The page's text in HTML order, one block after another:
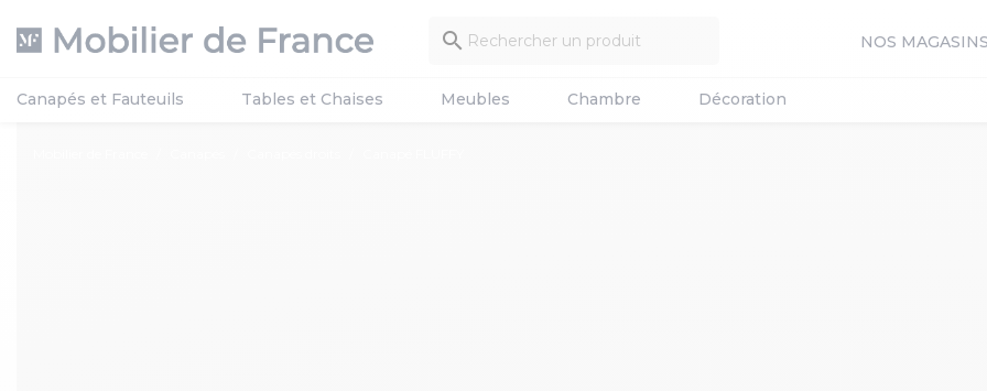
 NOS MAGASINS
Canapés et Fauteuils Tables et Chaises Meubles Chambre Décoration